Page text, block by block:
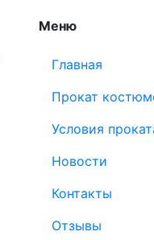
Меню
Главная
Прокат
Условия
Новости
Контакты
Отзывы